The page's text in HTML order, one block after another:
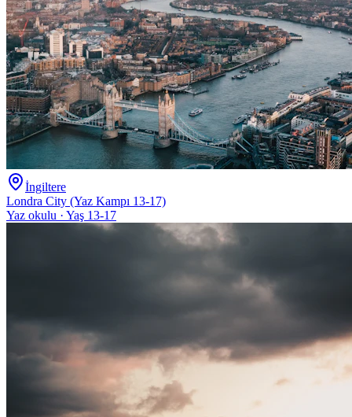
İngiltere
Londra City (Yaz Kampı 13-17)
Yaz okulu · Yaş 13-17